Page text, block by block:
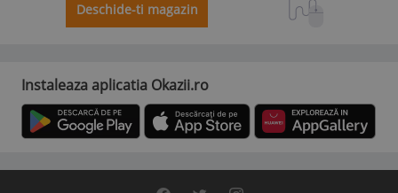
Deschide-ti magazin
Instaleaza aplicatia Okazii.ro